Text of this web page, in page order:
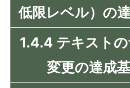
低限レベル）の
1.4.4 テキスト
変更の達成